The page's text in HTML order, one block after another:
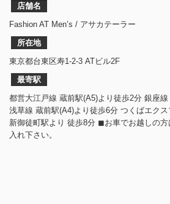
店舗名
Fashion AT Men’s / アサカテーラー
所在地
東京都台東区寿1-2-3 ATビル2F
最寄駅
都営大江戸線 蔵前駅(A5)より徒歩2分 銀座
浅草線 蔵前駅(A4)より徒歩6分 つくばエク
新御徒町駅より 徒歩8分 ◼︎お車でお越しの
入れ下さい。